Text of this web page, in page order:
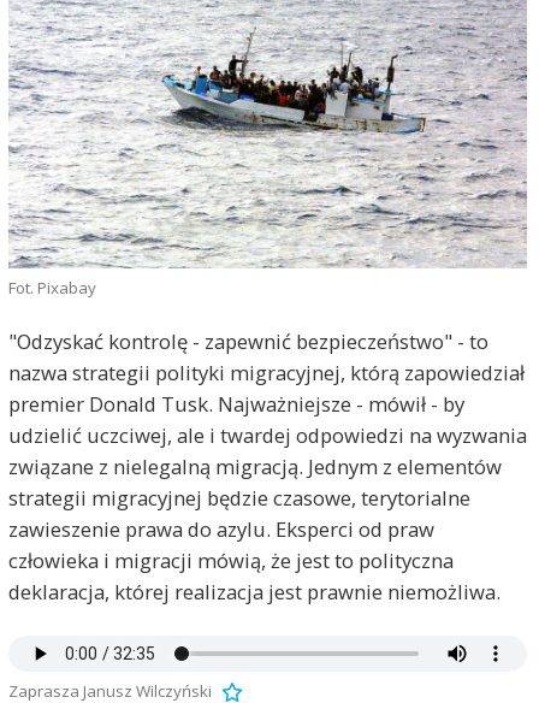
Fot. Pixabay
"Odzyskać kontrolę - zapewnić bezpieczeństwo" - to
nazwa strategii polityki migracyjnej, którą zapowiedział
premier Donald Tusk. Najważniejsze - mówił - by
udzielić uczciwej, ale i twardej odpowiedzi na wyzwania
związane z nielegalną migracją. Jednym z elementów
strategii migracyjnej będzie czasowe, terytorialne
zawieszenie prawa do azylu. Eksperci od praw
człowieka i migracji mówią, że jest to polityczna
deklaracja, której realizacja jest prawnie niemożliwa.
Zaprasza Janusz Wilczyński